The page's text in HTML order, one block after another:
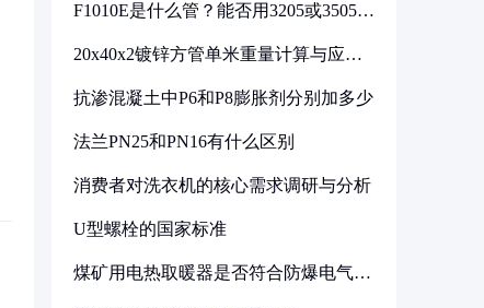
F1010E是什么管？能否用3205或3505代
20x40x2镀锌方管单米重量计算与应用
抗渗混凝土中P6和P8膨胀剂分别加多少
法兰PN25和PN16有什么区别
消费者对洗衣机的核心需求调研与分析
U型螺栓的国家标准
煤矿用电热取暖器是否符合防爆电气设